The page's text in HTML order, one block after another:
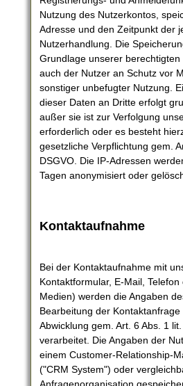
Nutzung des Nutzerkontos,
Adresse und den Zeitpunkt der
Nutzerhandlung. Die
Grundlage unserer
auch der Nutzer an Schutz vor
sonstiger unbefugter Nutzung.
dieser Daten an Dritte erfolgt
außer sie ist zur Verfolgung
erforderlich oder es besteht
gesetzliche Verpflichtung gem.
DSGVO. Die IP-Adressen
Tagen anonymisiert oder
Kontaktaufnahme
Bei der Kontaktaufnahme mit
Kontaktformular, E-Mail,
Medien) werden die Angaben
Bearbeitung der Kontaktanfrage
Abwicklung gem. Art. 6 Abs. 1
verarbeitet. Die Angaben der
einem Customer-Relationship-
("CRM System") oder